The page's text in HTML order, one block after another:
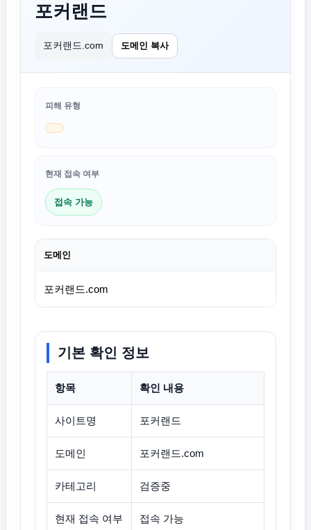
포커랜드
포커랜드.com 도메인 복사
피해 유형
현재 접속 여부
접속 가능
도메인
포커랜드.com
기본 확인 정보
항목 확인 내용
사이트명 포커랜드
도메인 포커랜드.com
카테고리 검증중
현재 접속 여부 접속 가능